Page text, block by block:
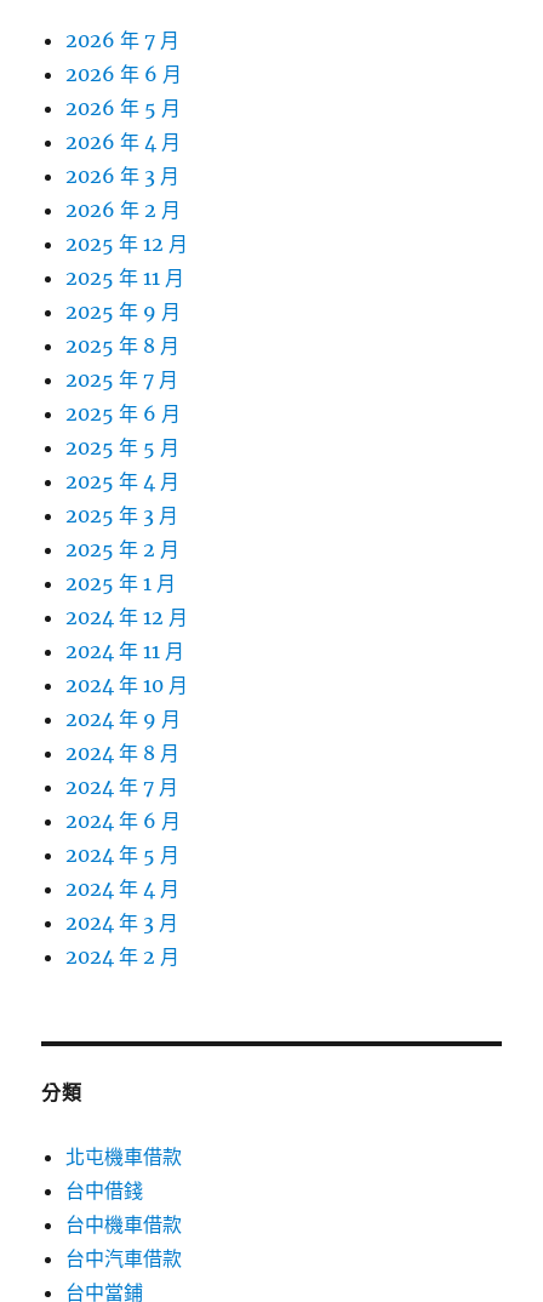
2026 年 7 月
2026 年 6 月
2026 年 5 月
2026 年 4 月
2026 年 3 月
2026 年 2 月
2025 年 12 月
2025 年 11 月
2025 年 9 月
2025 年 8 月
2025 年 7 月
2025 年 6 月
2025 年 5 月
2025 年 4 月
2025 年 3 月
2025 年 2 月
2025 年 1 月
2024 年 12 月
2024 年 11 月
2024 年 10 月
2024 年 9 月
2024 年 8 月
2024 年 7 月
2024 年 6 月
2024 年 5 月
2024 年 4 月
2024 年 3 月
2024 年 2 月
分類
北屯機車借款
台中借錢
台中機車借款
台中汽車借款
台中當鋪